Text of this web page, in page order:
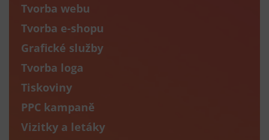
Tvorba webu
Tvorba e-shopu
Grafické služby
Tvorba loga
Tiskoviny
PPC kampaně
Vizitky a letáky